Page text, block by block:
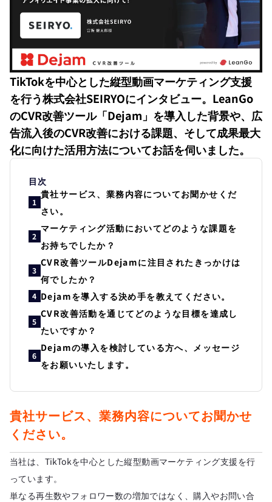
TikTokを中心とした縦型動画マーケティング支援
を行う株式会社SEIRYOにインタビュー。LeanGo
のCVR改善ツール「Dejam」を導入した背景や、広
告流入後のCVR改善における課題、そして成果最大
化に向けた活用方法についてお話を伺いました。
目次
1
貴社サービス、業務内容についてお聞かせくだ
さい。
2
マーケティング活動においてどのような課題を
お持ちでしたか？
3
CVR改善ツールDejamに注目されたきっかけは
何でしたか？
4 Dejamを導入する決め手を教えてください。
5
CVR改善活動を通じてどのような目標を達成し
たいですか？
6
Dejamの導入を検討している方へ、メッセージ
をお願いいたします。
貴社サービス、業務内容についてお聞かせ
ください。
当社は、TikTokを中心とした縦型動画マーケティング支援を行
っています。
単なる再生数やフォロワー数の増加ではなく、購入やお問い合